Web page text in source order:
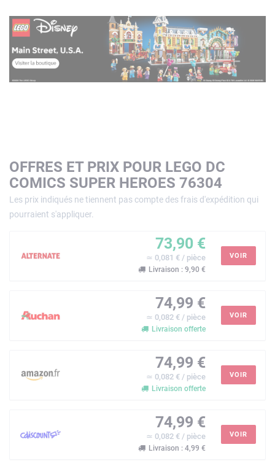
OFFRES ET PRIX POUR LEGO DC
COMICS SUPER HEROES 76304
Les prix indiqués ne tiennent pas compte des frais d'expédition qui
pourraient s'appliquer.
73,90 €
≃ 0,081 € / pièce
Livraison : 9,90 €
VOIR
74,99 €
≃ 0,082 € / pièce
Livraison offerte
VOIR
74,99 €
≃ 0,082 € / pièce
Livraison offerte
VOIR
74,99 €
≃ 0,082 € / pièce
Livraison : 4,99 €
VOIR